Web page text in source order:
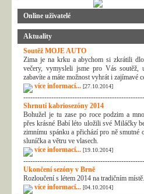
Online uživatelé
Aktuality
Soutěž MOJE AUTO
Zima je na krku a abychom si zkrátili
večery, vymysleli jsme pro Vás soutěž,
zabavíte a máte možnost vyhrát i zajímavé
více informací... [27.10.2014]
Shrnutí kabriosezóny 2014
Bohužel je tu zase po roce podzim a
přes krásné Babí léto uložili své Miláčky
zimnímu spánku a přichází pro ně smutné
sluníčka a větru ve vlasech.
více informací... [19.10.2014]
Ukončení sezóny v Brně
Rozloučení s létem 2014 na tradičním místě.
více informací... [04.10.2014]